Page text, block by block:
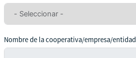
Nombre de la cooperativa/empresa/entidad